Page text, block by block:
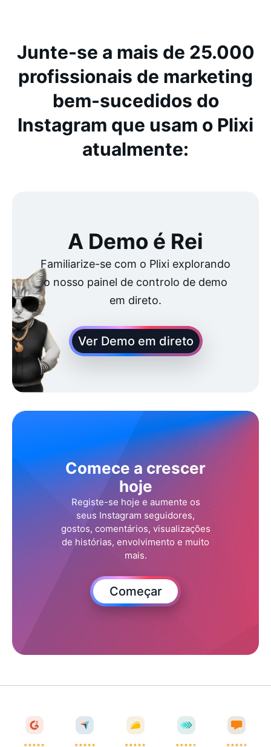
Junte-se a mais de 25.000
profissionais de marketing
bem-sucedidos do
Instagram que usam o Plixi
atualmente:
A Demo é Rei
Familiarize-se com o Plixi explorando
o nosso painel de controlo de demo
em direto.
Ver Demo em direto
Comece a crescer
hoje
Registe-se hoje e aumente os
seus Instagram seguidores,
gostos, comentários, visualizações
de histórias, envolvimento e muito
mais.
Começar